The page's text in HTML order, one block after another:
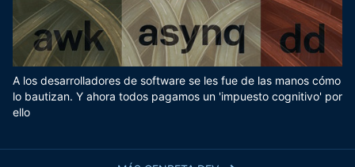
A los desarrolladores de software se les fue de las manos cómo
lo bautizan. Y ahora todos pagamos un 'impuesto cognitivo' por
ello